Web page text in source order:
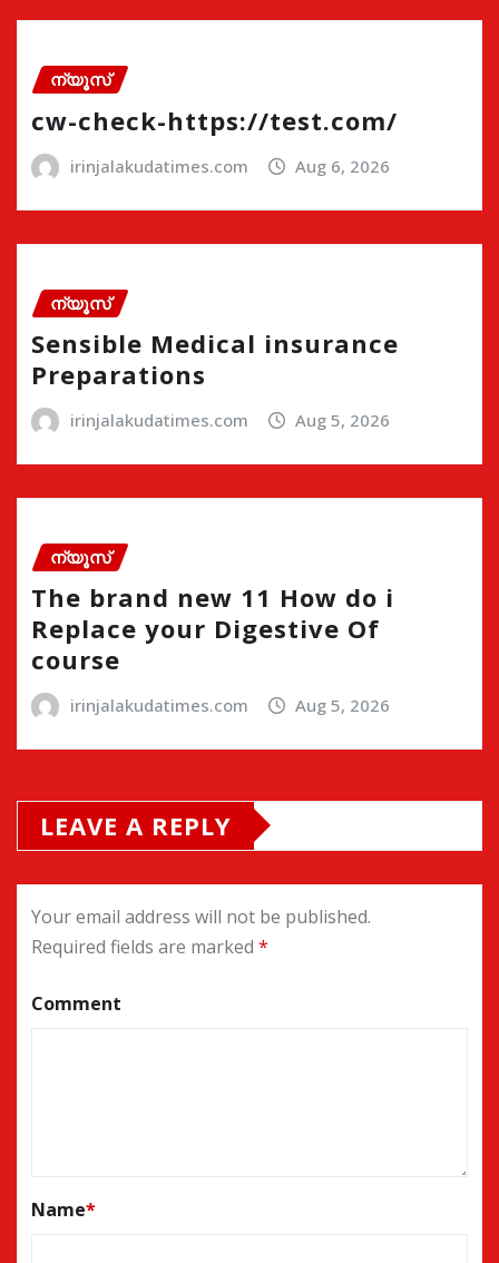
ന്യൂസ്
cw-check-https://test.com/
irinjalakudatimes.com Aug 6, 2026
ന്യൂസ്
Sensible Medical insurance
Preparations
irinjalakudatimes.com Aug 5, 2026
ന്യൂസ്
The brand new 11 How do i
Replace your Digestive Of
course
irinjalakudatimes.com Aug 5, 2026
LEAVE A REPLY
Your email address will not be published.
Required fields are marked *
Comment
Name*